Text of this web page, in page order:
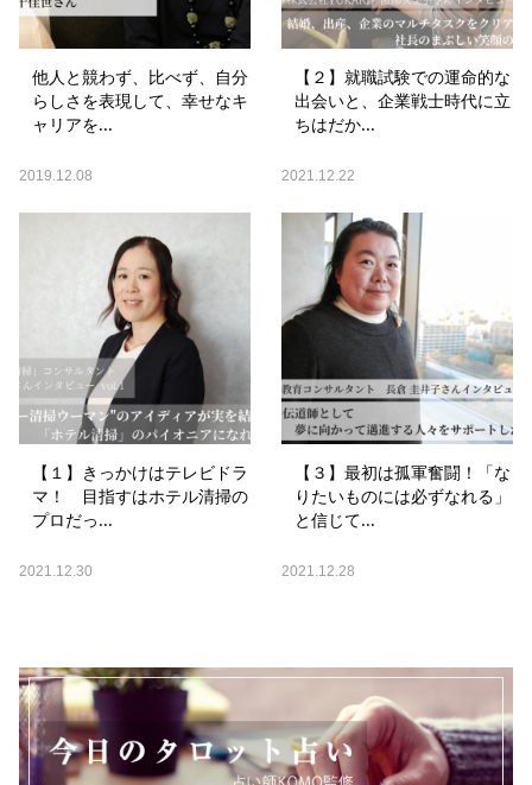
他人と競わず、比べず、自分
らしさを表現して、幸せなキ
ャリアを...
2019.12.08
【２】就職試験での運命的な
出会いと、企業戦士時代に立
ちはだか...
2021.12.22
【１】きっかけはテレビドラ
マ！ 目指すはホテル清掃の
プロだっ...
2021.12.30
【３】最初は孤軍奮闘！「な
りたいものには必ずなれる」
と信じて...
2021.12.28